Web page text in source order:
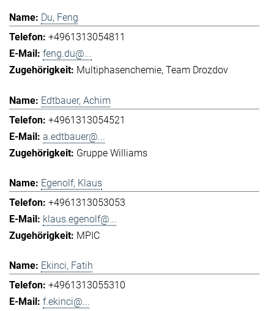
Du, Feng
+4961313054811
feng.du@...
Multiphasenchemie Team Drozdov
Edtbauer, Achim
+4961313054521
a.edtbauer@...
Gruppe Williams
Egenolf, Klaus
+4961313053053
klaus.egenolf@...
MPIC
Ekinci, Fatih
+4961313055310
f.ekinci@...